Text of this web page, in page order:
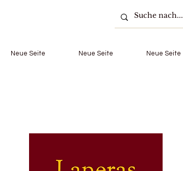
Neue Seite Neue Seite Neue Seite